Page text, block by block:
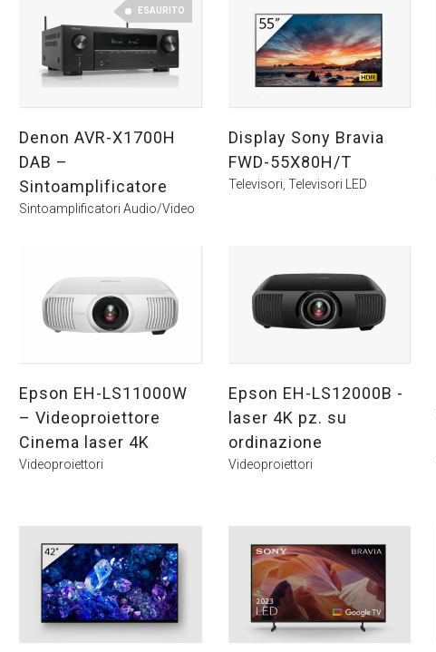
ESAURITO
Denon AVR-X1700H
DAB –
Sintoamplificatore
Sintoamplificatori Audio/Video
Display Sony Bravia
FWD-55X80H/T
Televisori Televisori LED
Epson EH-LS11000W
– Videoproiettore
Cinema laser 4K
Videoproiettori
Epson EH-LS12000B -
laser 4K pz. su
ordinazione
Videoproiettori